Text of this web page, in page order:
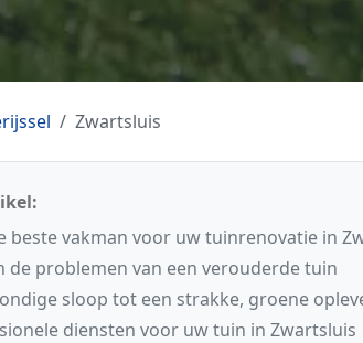
Zwartsluis
beste vakman voor uw tuinrenovatie in
de problemen van een verouderde tuin
sloop tot een strakke, groene
diensten voor uw tuin in Zwartsluis